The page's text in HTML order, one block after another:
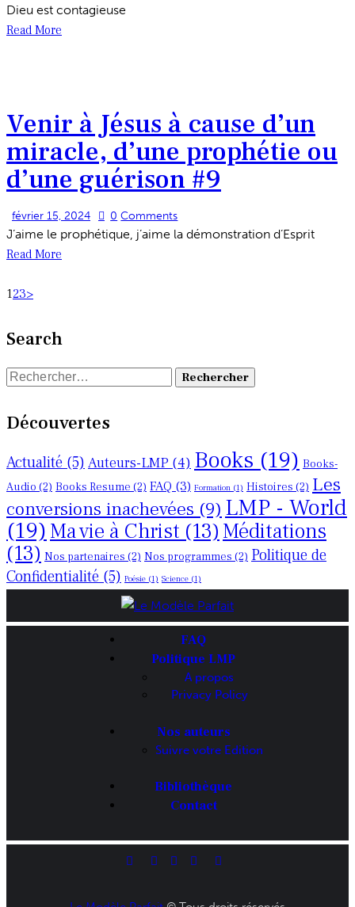
Dieu est contagieuse
Read More
Venir à Jésus à cause d’un
miracle, d’une prophétie ou
d’une guérison #9
février 15, 2024 0 Comments
J’aime le prophétique, j’aime la démonstration d’Esprit
Read More
Pagination
des
publications
Page
1Page
2Page
3>
Search
Rechercher :
Découvertes
Actualité (5) Auteurs-LMP (4) Books (19) Books-
Audio (2) Books Resume (2) FAQ (3) Formation (1) Histoires (2) Les
conversions inachevées (9) LMP - World
(19) Ma vie à Christ (13) Méditations
(13) Nos partenaires (2) Nos programmes (2) Politique de
Confidentialité (5) Poésie (1) Science (1)
FAQ
Politique LMP
A propos
Privacy Policy
Nos auteurs
Suivre votre Edition
Bibliothèque
Contact